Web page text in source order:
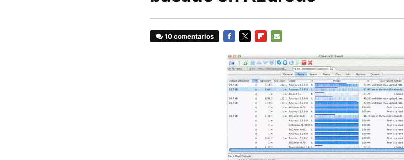
10 comentarios
MAIL